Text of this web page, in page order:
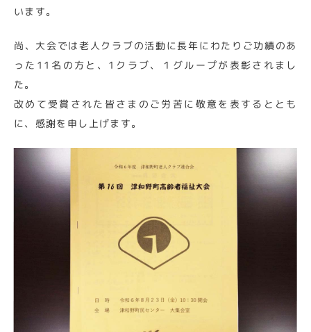
います。
尚、大会では老人クラブの活動に長年にわたりご功績のあ
った11名の方と、1クラブ、１グループが表彰されまし
た。
改めて受賞された皆さまのご労苦に敬意を表するととも
に、感謝を申し上げます。